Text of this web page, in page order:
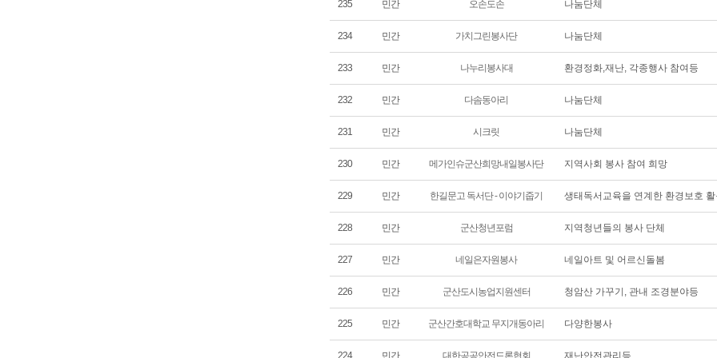
235 민간 오손도손 나눔단체
234 민간 가치그린봉사단 나눔단체
233 민간 나누리봉사대 환경정화,재난, 각종행사 참여등
232 민간 다솜동아리 나눔단체
231 민간 시크릿 나눔단체
230 민간 메가인슈군산희망내일봉사단 지역사회 봉사 참여 희망
229 민간 한길문고 독서단 - 이야기줍기 생태독서교육을 연계한 환경보호
228 민간 군산청년포럼 지역청년들의 봉사 단체
227 민간 네일은자원봉사 네일아트 및 어르신돌봄
226 민간 군산도시농업지원센터 청암산 가꾸기 , 관내 조경분야등
225 민간 군산간호대학교 무지개동아리 다양한봉사
224 민간 대한공공안전드론협회 재난안전관리등